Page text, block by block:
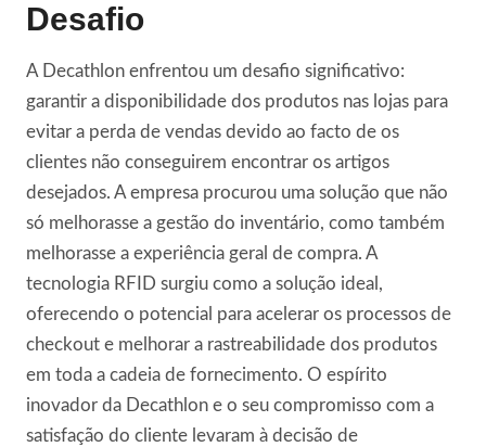
Desafio
A Decathlon enfrentou um desafio significativo:
garantir a disponibilidade dos produtos nas lojas para
evitar a perda de vendas devido ao facto de os
clientes não conseguirem encontrar os artigos
desejados. A empresa procurou uma solução que não
só melhorasse a gestão do inventário, como também
melhorasse a experiência geral de compra. A
tecnologia RFID surgiu como a solução ideal,
oferecendo o potencial para acelerar os processos de
checkout e melhorar a rastreabilidade dos produtos
em toda a cadeia de fornecimento. O espírito
inovador da Decathlon e o seu compromisso com a
satisfação do cliente levaram à decisão de